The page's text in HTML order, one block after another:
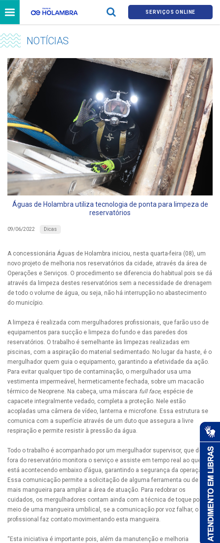
SERVIÇOS ONLINE
NOTÍCIAS
Águas de Holambra utiliza tecnologia de ponta para limpeza de
reservatórios
09/06/2022 Dicas
A concessionária Águas de Holambra iniciou, nesta quarta-feira (08), um
novo projeto de melhoria nos reservatórios da cidade, através da área de
Operações e Serviços. O procedimento se diferencia do habitual pois se dá
através da limpeza destes reservatórios sem a necessidade de drenagem
de todo o volume de água, ou seja, não há interrupção no abastecimento
do município.
A limpeza é realizada com mergulhadores profissionais, que farão uso de
equipamentos para sucção e limpeza do fundo e das paredes dos
reservatórios. O trabalho é semelhante às limpezas realizadas em
piscinas, com a aspiração do material sedimentado. No lugar da haste, é o
mergulhador quem guia o equipamento, garantindo a efetividade da ação.
Para evitar qualquer tipo de contaminação, o mergulhador usa uma
vestimenta impermeável, hermeticamente fechada, sobre um macacão
térmico de Neoprene. Na cabeça, uma máscara full face, espécie de
capacete integralmente vedado, completa a proteção. Nele estão
acopladas uma câmera de vídeo, lanterna e microfone. Essa estrutura se
comunica com a superfície através de um duto que assegura a livre
respiração e permite resistir à pressão da água.
Todo o trabalho é acompanhado por um mergulhador supervisor, que de
fora do reservatório monitora o serviço e assiste em tempo real ao que
está acontecendo embaixo d’água, garantindo a segurança da operação.
Essa comunicação permite a solicitação de alguma ferramenta ou de
mais mangueira para ampliar a área de atuação. Para redobrar os
cuidados, os mergulhadores contam ainda com a técnica de toque por
meio de uma mangueira umbilical, se a comunicação por voz falhar, o
profissional faz contato movimentando esta mangueira.
“Esta iniciativa é importante pois, além da manutenção e melhoria